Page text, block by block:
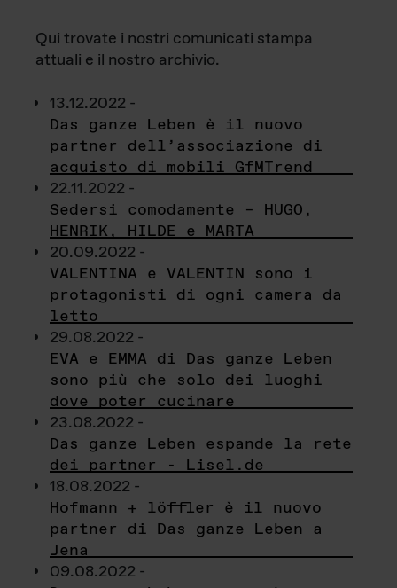
Qui trovate i nostri comunicati stampa
attuali e il nostro archivio.
13.12.2022 -
Das ganze Leben è il nuovo
partner dell’associazione di
acquisto di mobili GfMTrend
22.11.2022 -
Sedersi comodamente – HUGO,
HENRIK, HILDE e MARTA
20.09.2022 -
VALENTINA e VALENTIN sono i
protagonisti di ogni camera da
letto
29.08.2022 -
EVA e EMMA di Das ganze Leben
sono più che solo dei luoghi
dove poter cucinare
23.08.2022 -
Das ganze Leben espande la rete
dei partner - Lisel.de
18.08.2022 -
Hofmann + löffler è il nuovo
partner di Das ganze Leben a
Jena
09.08.2022 -